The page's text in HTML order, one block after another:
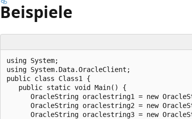
Beispiele
using System;
using System.Data.OracleClient;
public class Class1 {
   public static void Main() {
OracleString oraclestring1 = new
OracleString oraclestring2 = new
OracleString oraclestring3 = new